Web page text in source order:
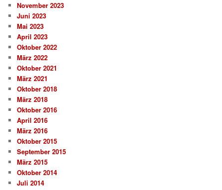
November 2023
Juni 2023
Mai 2023
April 2023
Oktober 2022
März 2022
Oktober 2021
März 2021
Oktober 2018
März 2018
Oktober 2016
April 2016
März 2016
Oktober 2015
September 2015
März 2015
Oktober 2014
Juli 2014